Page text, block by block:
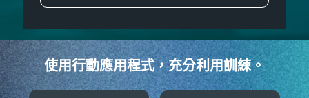
使用行動應用程式，充分利用訓練。